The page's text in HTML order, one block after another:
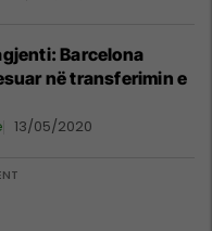
Barcelona
në transferimin e
13/05/2020